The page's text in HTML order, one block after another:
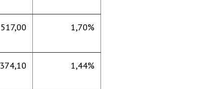
517,00 1,70%
374,10 1,44%